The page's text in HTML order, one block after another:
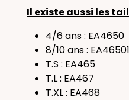
Il existe aussi les
4/6 ans : EA4650
8/10 ans : EA46501
T.S : EA465
T.L : EA467
T.XL : EA468